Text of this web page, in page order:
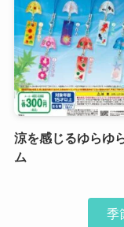
涼を感じるゆらゆ
ム
季